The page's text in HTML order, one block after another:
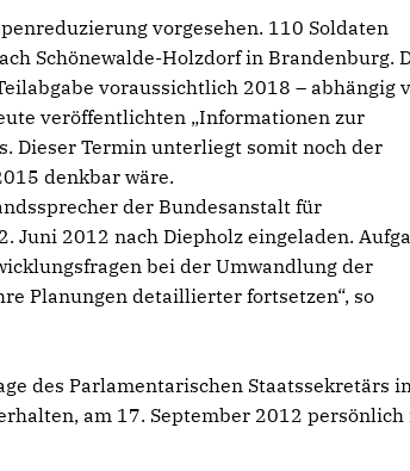
vorgesehen. 110 Soldaten
Schönewalde-Holzdorf in Brandenburg.
voraussichtlich 2018 – abhängig
veröffentlichten „Informationen zur
Dieser Termin unterliegt somit noch der
denkbar wäre.
der Bundesanstalt für
Juni 2012 nach Diepholz eingeladen.
bei der Umwandlung der
Planungen detaillierter fortsetzen“, so
des Parlamentarischen Staatssekretärs
am 17. September 2012 persönlich